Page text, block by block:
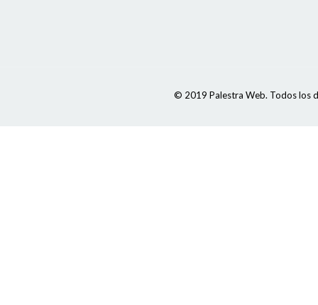
© 2019 Palestra Web. Todos los